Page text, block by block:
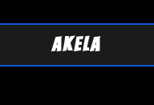
AKELA